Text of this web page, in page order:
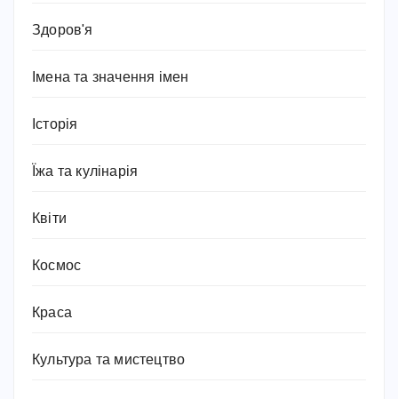
Здоров'я
Імена та значення імен
Історія
Їжа та кулінарія
Квіти
Космос
Краса
Культура та мистецтво